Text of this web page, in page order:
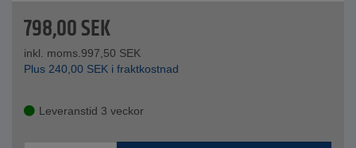
798,00SEK
inkl. moms.997,50 SEK
Plus 240,00 SEK i fraktkostnad
Leveranstid 3 veckor